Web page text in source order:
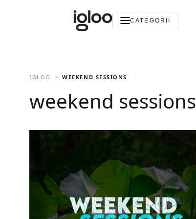
CATEGORII
IGLOO WEEKEND SESSIONS
weekend sessions